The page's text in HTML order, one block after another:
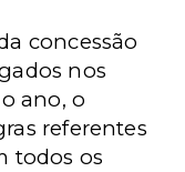
concessão
nos
ano, o
referentes
todos os